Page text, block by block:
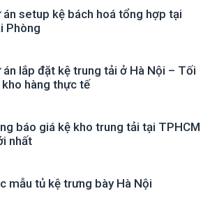
án setup kệ bách hoá tổng hợp tại
Phòng
án lắp đặt kệ trung tải ở Hà Nội – Tối
kho hàng thực tế
báo giá kệ kho trung tải tại TPHCM
nhất
mẫu tủ kệ trưng bày Hà Nội